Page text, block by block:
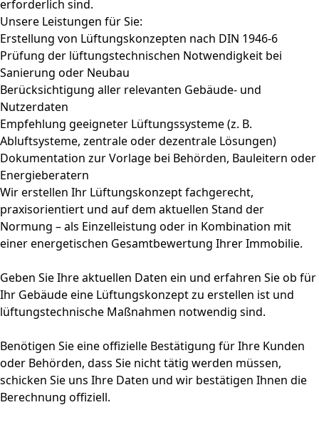
erforderlich sind.
Unsere Leistungen für Sie:
Erstellung von Lüftungskonzepten nach DIN 1946-6
Prüfung der lüftungstechnischen Notwendigkeit bei
Sanierung oder Neubau
Berücksichtigung aller relevanten Gebäude- und
Nutzerdaten
Empfehlung geeigneter Lüftungssysteme (z. B.
Abluftsysteme, zentrale oder dezentrale Lösungen)
Dokumentation zur Vorlage bei Behörden, Bauleitern oder
Energieberatern
Wir erstellen Ihr Lüftungskonzept fachgerecht,
praxisorientiert und auf dem aktuellen Stand der
Normung – als Einzelleistung oder in Kombination mit
einer energetischen Gesamtbewertung Ihrer Immobilie.
Geben Sie Ihre aktuellen Daten ein und erfahren Sie ob für
Ihr Gebäude eine Lüftungskonzept zu erstellen ist und
lüftungstechnische Maßnahmen notwendig sind.
Benötigen Sie eine offizielle Bestätigung für Ihre Kunden
oder Behörden, dass Sie nicht tätig werden müssen,
schicken Sie uns Ihre Daten und wir bestätigen Ihnen die
Berechnung offiziell.